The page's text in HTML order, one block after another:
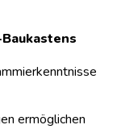
ermöglichen